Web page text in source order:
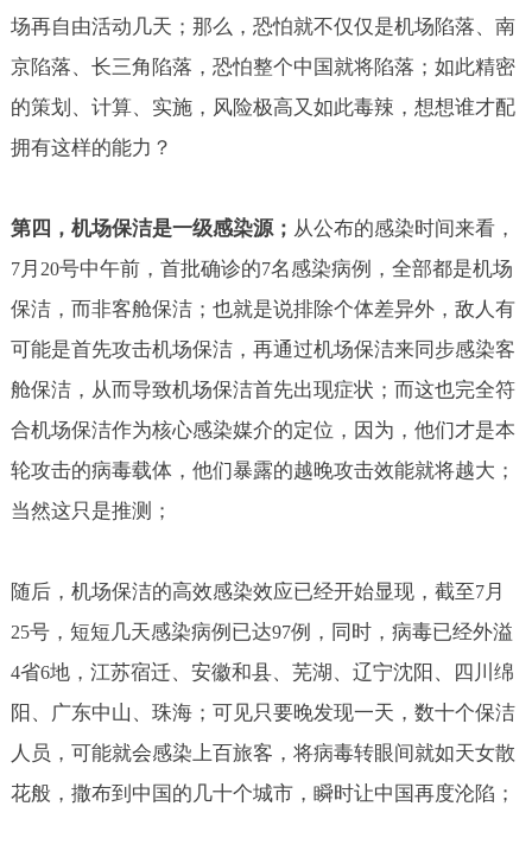
场再自由活动几天；那么，恐怕就不仅仅是机场陷落、南
京陷落、长三角陷落，恐怕整个中国就将陷落；如此精密
的策划、计算、实施，风险极高又如此毒辣，想想谁才配
拥有这样的能力？
第四，机场保洁是一级感染源； 从公布的感染时间来看，
7月 20号中午前，首批确诊的7名感染病例，全部都是机场
保洁，而非客舱保洁；也就是说排除个体差异外，敌人有
可能是首先攻击机场保洁，再通过机场保洁来同步感染客
舱保洁，从而导致机场保洁首先出现症状；而这也完全符
合机场保洁作为核心感染媒介的定位，因为，他们才是本
轮攻击的病毒载体，他们暴露的越晚攻击效能就将越大；
当然这只是推测；
随后，机场保洁的高效感染效应已经开始显现，截至7月
25号，短短几天感染病例已达97例，同时，病毒已经外溢
4省6地，江苏宿迁、安徽和县、芜湖、辽宁沈阳、四川绵
阳、广东中山、珠海；可见只要晚发现一天，数十个保洁
人员，可能就会感染上百旅客，将病毒转眼间就如天女散
花般，撒布到中国的几十个城市，瞬时让中国再度沦陷；